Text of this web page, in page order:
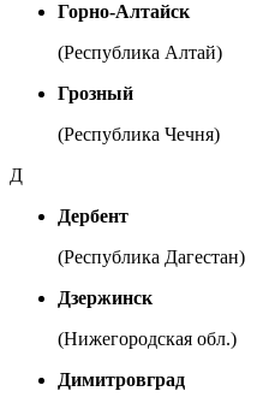
Горно-Алтайск
(Республика Алтай)
Грозный
(Республика Чечня)
Д
Дербент
(Республика Дагестан)
Дзержинск
(Нижегородская обл.)
Димитровград